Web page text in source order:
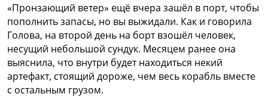
«Пронзающий ветер» ещё вчера зашёл в порт, чтобы
пополнить запасы, но вы выжидали. Как и говорила
Голова, на второй день на борт взошёл человек,
несущий небольшой сундук. Месяцем ранее она
выяснила, что внутри будет находиться некий
артефакт, стоящий дороже, чем весь корабль вместе
с остальным грузом.